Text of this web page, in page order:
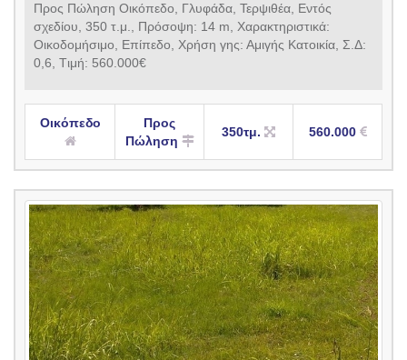
Προς Πώληση Οικόπεδο, Γλυφάδα, Τερψιθέα, Εντός
σχεδίου, 350 τ.μ., Πρόσοψη: 14 m, Xαρακτηριστικά:
Οικοδομήσιμο, Επίπεδο, Xρήση γης: Αμιγής Κατοικία, Σ.Δ:
0,6, Tιμή: 560.000€
Οικόπεδο
Προς
Πώληση
350τμ. 560.000